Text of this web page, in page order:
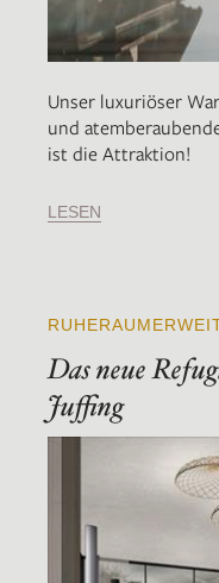
Unser luxuriöser
und
ist die Attraktion!
LESEN
Das neue
Juffing